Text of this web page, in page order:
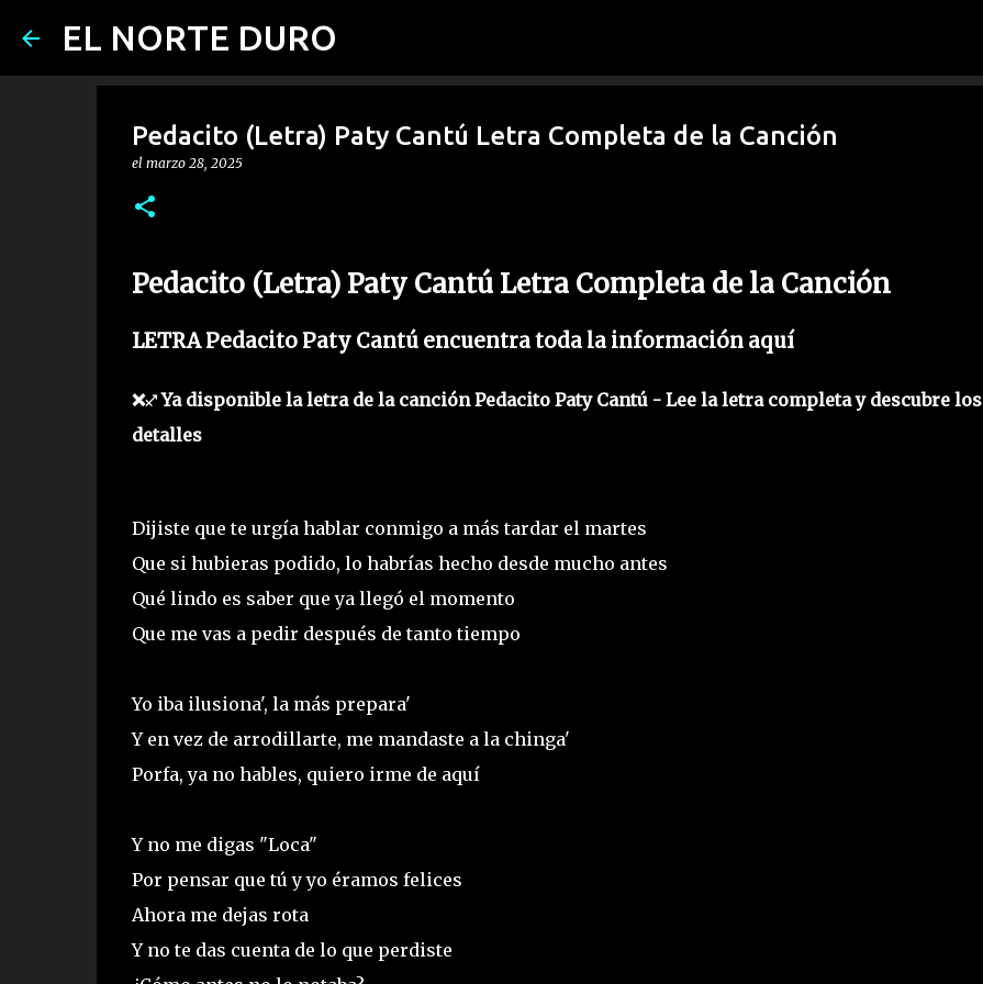
EL NORTE DURO
Pedacito (Letra) Paty Cantú Letra Completa de la Canción
el marzo 28, 2025
Pedacito (Letra) Paty Cantú Letra Completa de la Canción
LETRA Pedacito Paty Cantú encuentra toda la información aquí
❌♐ Ya disponible la letra de la canción Pedacito Paty Cantú - Lee la letra completa y descubre los
detalles
Dijiste que te urgía hablar conmigo a más tardar el martes
Que si hubieras podido, lo habrías hecho desde mucho antes
Qué lindo es saber que ya llegó el momento
Que me vas a pedir después de tanto tiempo
Yo iba ilusiona', la más prepara'
Y en vez de arrodillarte, me mandaste a la chinga'
Porfa, ya no hables, quiero irme de aquí
Y no me digas "Loca"
Por pensar que tú y yo éramos felices
Ahora me dejas rota
Y no te das cuenta de lo que perdiste